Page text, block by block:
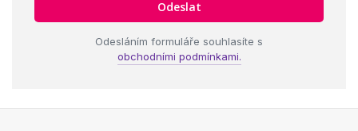
Odesláním formuláře souhlasíte s
obchodními podmínkami.